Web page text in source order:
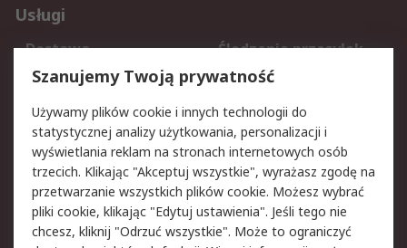
Usługi
Dostawa
Śledzenie przesyłek
Reklamacje i zwroty
Rejestracja
Aspekty prawne
Bezpieczeństwo e-
maila
Polityka dotycząca
plików cookie
Polityka prywatności
Użytkowanie witryny
Szanujemy Twoją prywatność
Używamy plików cookie i innych technologii do
statystycznej analizy użytkowania, personalizacji i
wyświetlania reklam na stronach internetowych osób
trzecich. Klikając "Akceptuj wszystkie", wyrażasz zgodę na
przetwarzanie wszystkich plików cookie. Możesz wybrać
pliki cookie, klikając "Edytuj ustawienia". Jeśli tego nie
chcesz, kliknij "Odrzuć wszystkie". Może to ograniczyć